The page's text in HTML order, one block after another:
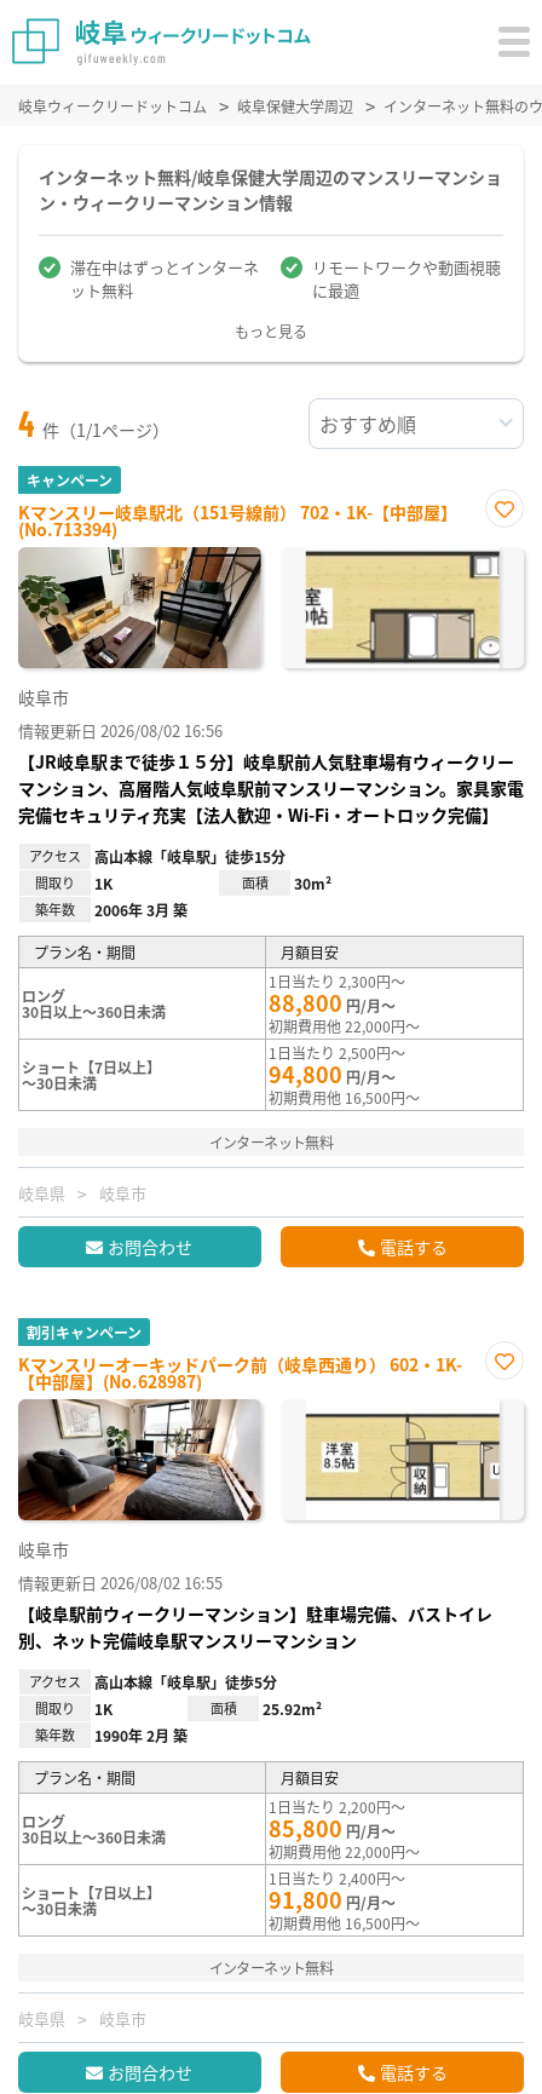
岐阜ウィークリードットコム 岐阜保健大学周辺 インターネット無料の
インターネット無料/岐阜保健大学周辺のマンスリーマンショ
ン・ウィークリーマンション情報
滞在中はずっとインターネ
ット無料
リモートワークや動画視聴
に最適
もっと見る
4 件（1/1ページ）
キャンペーン
Kマンスリー岐阜駅北（151号線前） 702・1K-【中部屋】
(No.713394)
に入
り登
岐阜市
情報更新日 2026/08/02 16:56
【JR岐阜駅まで徒歩１５分】岐阜駅前人気駐車場有ウィークリー
マンション、高層階人気岐阜駅前マンスリーマンション。家具家電
完備セキュリティ充実【法人歓迎・Wi-Fi・オートロック完備】
アクセス 高山本線「岐阜駅」徒歩15分
間取り 1K 面積 30m²
築年数 2006年 3月 築
プラン名・期間 月額目安
ロング
30日以上～360日未満
1日当たり 2,300円～
88,800 円/月～
初期費用他 22,000円～
ショート【7日以上】
～30日未満
1日当たり 2,500円～
94,800 円/月～
初期費用他 16,500円～
インターネット無料
岐阜県 岐阜市
お問合わせ 電話する
割引キャンペーン
Kマンスリーオーキッドパーク前（岐阜西通り） 602・1K-
【中部屋】(No.628987)
に入
り登
録
岐阜市
情報更新日 2026/08/02 16:55
【岐阜駅前ウィークリーマンション】駐車場完備、バストイレ
別、ネット完備岐阜駅マンスリーマンション
アクセス 高山本線「岐阜駅」徒歩5分
間取り 1K 面積 25.92m²
築年数 1990年 2月 築
プラン名・期間 月額目安
ロング
30日以上～360日未満
1日当たり 2,200円～
85,800 円/月～
初期費用他 22,000円～
ショート【7日以上】
～30日未満
1日当たり 2,400円～
91,800 円/月～
初期費用他 16,500円～
インターネット無料
岐阜県 岐阜市
お問合わせ 電話する